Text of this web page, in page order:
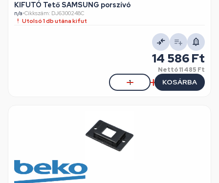
KIFUTÓ Tető SAMSUNG porszívó
n/a•Cikkszám: DJ6300248C
Utolsó 1 db utána kifut
14 586 Ft
Nettó11 485 Ft
KOSÁRBA